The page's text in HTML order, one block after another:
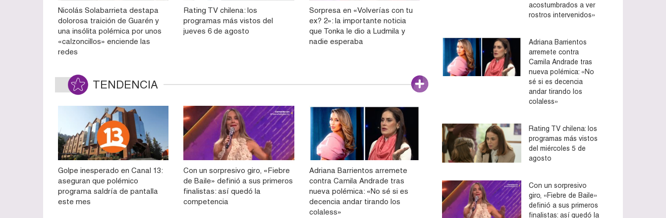
Nicolás Solabarrieta destapa
dolorosa traición de Guarén y
una insólita polémica por unos
«calzoncillos» enciende las
redes
Rating TV chilena: los
programas más vistos del
jueves 6 de agosto
Sorpresa en «Volverías con tu
ex? 2»: la importante noticia
que Tonka le dio a Ludmila y
nadie esperaba
TENDENCIA
Golpe inesperado en Canal 13:
aseguran que polémico
programa saldría de pantalla
este mes
Con un sorpresivo giro, «Fiebre
de Baile» definió a sus primeros
finalistas: así quedó la
competencia
Adriana Barrientos arremete
contra Camila Andrade tras
nueva polémica: «No sé si es
decencia andar tirando los
colaless»
acostumbrados a ver
rostros intervenidos»
Adriana Barrientos
arremete contra
Camila Andrade tras
nueva polémica: «No
sé si es decencia
andar tirando los
colaless»
Rating TV chilena: los
programas más vistos
del miércoles 5 de
agosto
Con un sorpresivo
giro, «Fiebre de Baile»
definió a sus primeros
finalistas: así quedó la